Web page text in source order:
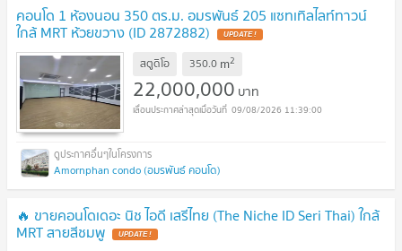
คอนโด 1 ห้องนอน 350 ตร.ม. อมรพันธ์ 205 แซทเทิลไลท์ทาวน์
ใกล้ MRT ห้วยขวาง (ID 2872882) UPDATE !
สตูดิโอ 350.0 m2
22,000,000 บาท
09/08/2026 11:39:00
Amornphan condo (อมรพันธ์ คอนโด)
🔥 ขายคอนโดเดอะ นิช ไอดี เสรีไทย (The Niche ID Seri Thai) ใกล้
MRT สายสีชมพู UPDATE !